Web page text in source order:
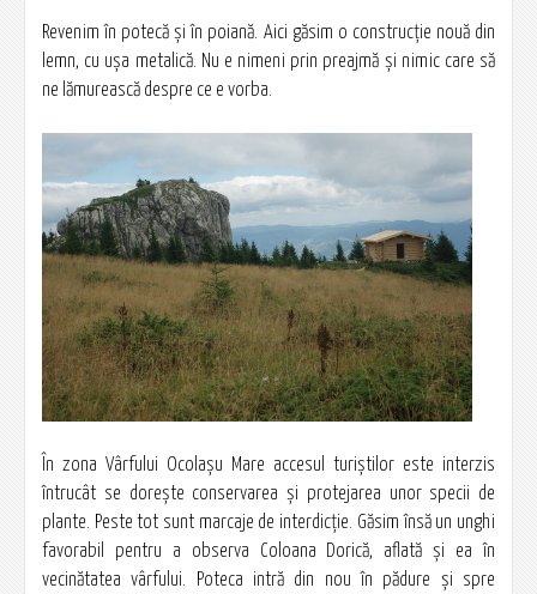
Revenim în potecă şi în poiană. Aici găsim o construcţie nouă din
lemn, cu uşa metalică. Nu e nimeni prin preajmă şi nimic care să
ne lămurească despre ce e vorba.
În zona Vârfului Ocolașu Mare accesul turiştilor este interzis
întrucât se doreşte conservarea şi protejarea unor specii de
plante. Peste tot sunt marcaje de interdicţie. Găsim însă un unghi
favorabil pentru a observa Coloana Dorică, aflată şi ea în
vecinătatea vârfului. Poteca intră din nou în pădure şi spre